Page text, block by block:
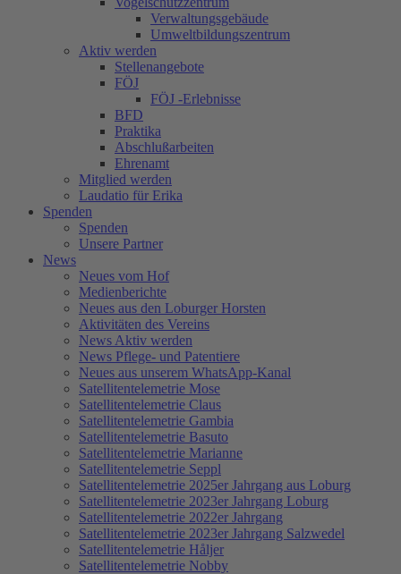
Verwaltungsgebäude
Umweltbildungszentrum
Aktiv werden
Stellenangebote
FÖJ
FÖJ -Erlebnisse
BFD
Praktika
Abschlußarbeiten
Ehrenamt
Mitglied werden
Laudatio für Erika
Spenden
Spenden
Unsere Partner
News
Neues vom Hof
Medienberichte
Neues aus den Loburger Horsten
Aktivitäten des Vereins
News Aktiv werden
News Pflege- und Patentiere
Neues aus unserem WhatsApp-Kanal
Satellitentelemetrie Mose
Satellitentelemetrie Claus
Satellitentelemetrie Gambia
Satellitentelemetrie Basuto
Satellitentelemetrie Marianne
Satellitentelemetrie Seppl
Satellitentelemetrie 2025er Jahrgang aus Loburg
Satellitentelemetrie 2023er Jahrgang Loburg
Satellitentelemetrie 2022er Jahrgang
Satellitentelemetrie 2023er Jahrgang Salzwedel
Satellitentelemetrie Håljer
Satellitentelemetrie Nobby